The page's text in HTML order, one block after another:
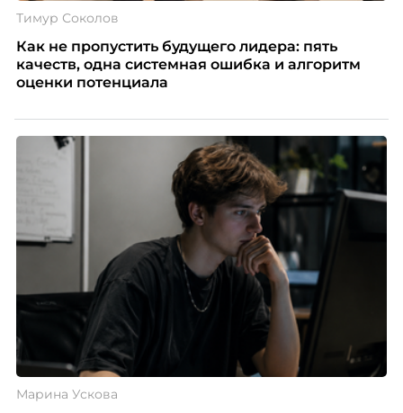
Тимур Соколов
Как не пропустить будущего лидера: пять
качеств, одна системная ошибка и алгоритм
оценки потенциала
Марина Ускова